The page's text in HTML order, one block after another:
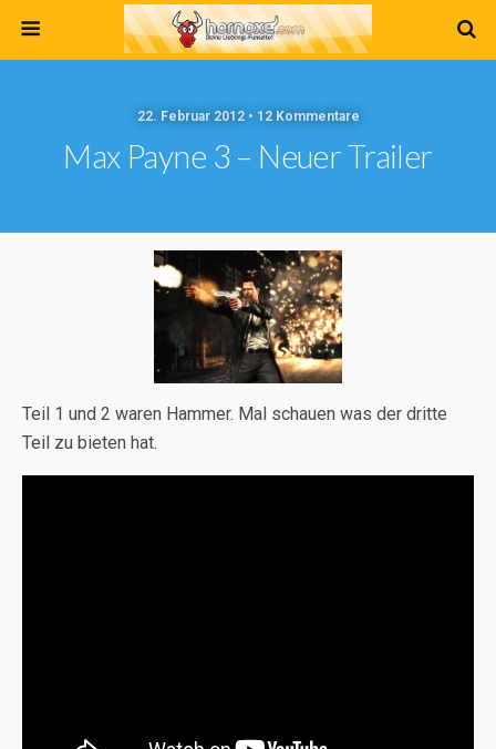
22. Februar 2012 • 12 Kommentare
Max Payne 3 – Neuer Trailer
Teil 1 und 2 waren Hammer. Mal schauen was der dritte
Teil zu bieten hat.